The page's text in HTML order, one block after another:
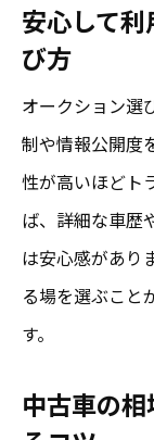
安心して
び方
オークション選
制や情報公開度
性が高いほどト
ば、詳細な車歴
は安心感があり
る場を選ぶこと
す。
中古車の